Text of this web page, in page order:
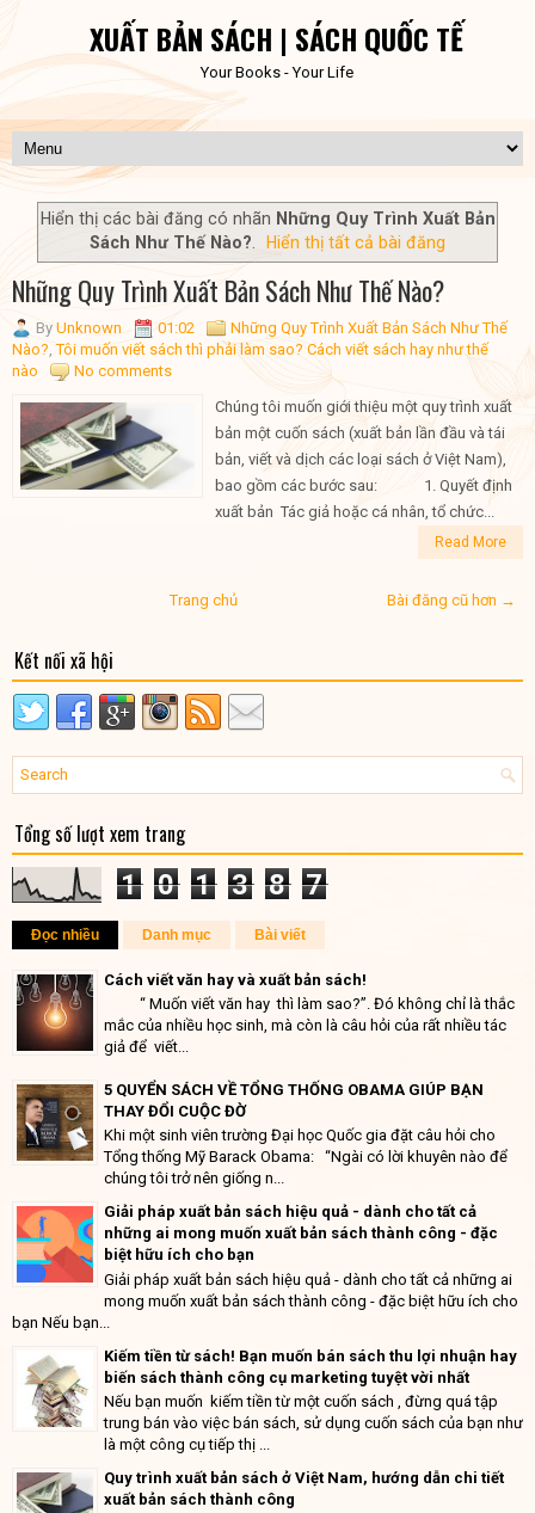
XUẤT BẢN SÁCH | SÁCH QUỐC TẾ
Your Books - Your Life
Hiển thị các bài đăng có nhãn Những Quy Trình Xuất Bản
Sách Như Thế Nào?. Hiển thị tất cả bài đăng
Những Quy Trình Xuất Bản Sách Như Thế Nào?
By Unknown 01:02
Những Quy Trình Xuất Bản Sách Như Thế
Nào? ,Tôi muốn viết sách thì phải làm sao? Cách viết sách hay như thế
nào
No comments
Chúng tôi muốn giới thiệu một quy trình xuất
bản một cuốn sách (xuất bản lần đầu và tái
bản, viết và dịch các loại sách ở Việt Nam),
bao gồm các bước sau: 1. Quyết định
xuất bản Tác giả hoặc cá nhân, tổ chức...
Read More
Bài đăng cũ hơn →
Trang chủ
Kết nối xã hội
Tổng số lượt xem trang
1 0 1 3 8 7
Đọc nhiều Danh mục Bài viết
Cách viết văn hay và xuất bản sách!
“ Muốn viết văn hay thì làm sao?”. Đó không chỉ là thắc
mắc của nhiều học sinh, mà còn là câu hỏi của rất nhiều tác
giả để viết...
5 QUYỂN SÁCH VỀ TỔNG THỐNG OBAMA GIÚP BẠN
THAY ĐỔI CUỘC ĐỜ
Khi một sinh viên trường Đại học Quốc gia đặt câu hỏi cho
Tổng thống Mỹ Barack Obama: “Ngài có lời khuyên nào để
chúng tôi trở nên giống n...
Giải pháp xuất bản sách hiệu quả - dành cho tất cả
những ai mong muốn xuất bản sách thành công - đặc
biệt hữu ích cho bạn
Giải pháp xuất bản sách hiệu quả - dành cho tất cả những ai
mong muốn xuất bản sách thành công - đặc biệt hữu ích cho
bạn Nếu bạn...
Kiếm tiền từ sách! Bạn muốn bán sách thu lợi nhuận hay
biến sách thành công cụ marketing tuyệt vời nhất
Nếu bạn muốn kiếm tiền từ một cuốn sách , đừng quá tập
trung bán vào việc bán sách, sử dụng cuốn sách của bạn như
là một công cụ tiếp thị ...
Quy trình xuất bản sách ở Việt Nam, hướng dẫn chi tiết
xuất bản sách thành công